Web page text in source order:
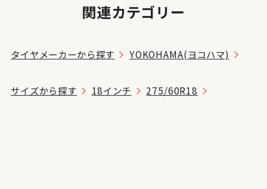
関連カテゴリー
タイヤメーカーから探す YOKOHAMA(ヨコハマ)
サイズから探す 18インチ 275/60R18